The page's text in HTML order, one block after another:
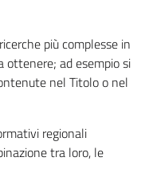
più complesse in
ottenere; ad esempio si
nel Titolo o nel
regionali
tra loro, le